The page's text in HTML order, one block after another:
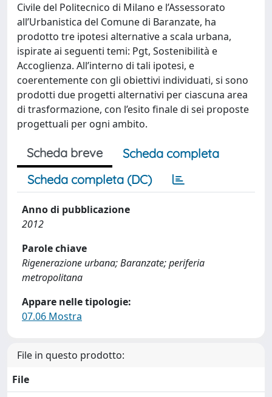
Civile del Politecnico di Milano e l’Assessorato
all’Urbanistica del Comune di Baranzate, ha
prodotto tre ipotesi alternative a scala urbana,
ispirate ai seguenti temi: Pgt, Sostenibilità e
Accoglienza. All’interno di tali ipotesi, e
coerentemente con gli obiettivi individuati, si sono
prodotti due progetti alternativi per ciascuna area
di trasformazione, con l’esito finale di sei proposte
progettuali per ogni ambito.
Scheda breve
Scheda completa
Scheda completa (DC)
Anno di pubblicazione
2012
Parole chiave
Rigenerazione urbana; Baranzate; periferia
metropolitana
Appare nelle tipologie:
07.06 Mostra
File in questo prodotto:
File